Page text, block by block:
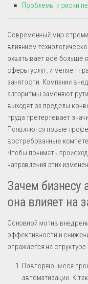
Проблемы и риски
Современный мир
влиянием
охватывает всё больше
сферы услуг, и меняет
занятости. Компании
алгоритмы заменяют
выходят за пределы
труда претерпевает
Появляются новые
востребованные
Чтобы понимать
направления этих
Зачем бизнесу
она влияет на
Основной мотив
эффективности и
отражается на структуре
Повторяющиеся
автоматизации. К